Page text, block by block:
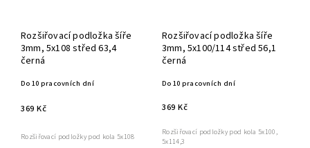
Rozšiřovací podložka šíře
3mm, 5x108 střed 63,4
černá
Do 10 pracovních dní
369 Kč
Rozšiřovací podložky pod kola 5x108
Rozšiřovací podložka šíře
3mm, 5x100/114 střed 56,1
černá
Do 10 pracovních dní
369 Kč
Rozšiřovací podložky pod kola 5x100,
5x114,3